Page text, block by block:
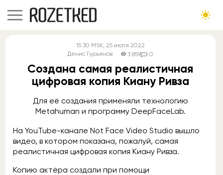
15:30 MSK, 25 июля 2022
Денис Гурьянов
3 859 0
Создана самая реалистичная
цифровая копия Киану Ривза
Для её создания применяли технологию
Metahuman и программу DeepFaceLab.
На YouTube-канале Not Face Video Studio вышло
видео, в котором показана, пожалуй, самая
реалистичная цифровая копия Киану Ривза.
Копию актёра создали при помощи